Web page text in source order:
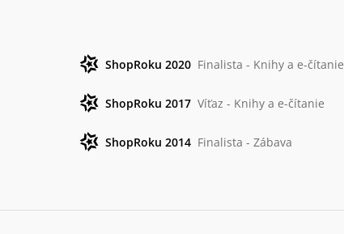
ShopRoku 2020 Finalista - Knihy a e-čítanie
ShopRoku 2017 Víťaz - Knihy a e-čítanie
ShopRoku 2014 Finalista - Zábava